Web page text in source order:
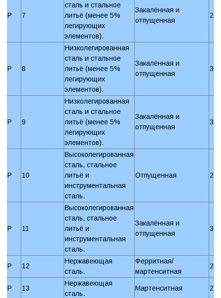
P 7
сталь и стальное
литьё (менее 5%
легирующих
элементов).
Закалённая и
отпущенная
P 8
Низколегированная
сталь и стальное
литьё (менее 5%
легирующих
элементов).
Закалённая и
отпущенная
P 9
Низколегированная
сталь и стальное
литьё (менее 5%
легирующих
элементов).
Закалённая и
отпущенная
P 10
Высоколегированная
сталь, стальное
литьё и
инструментальная
сталь.
Отпущенная
P 11
Высоколегированная
сталь, стальное
литьё и
инструментальная
сталь.
Закалённая и
отпущенная
P 12
Нержавеющая
сталь.
Ферритная/
мартенситная
P 13
Нержавеющая
сталь.
Мартенситная